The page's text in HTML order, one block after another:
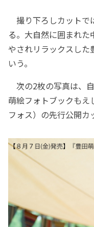
撮り下ろしカットで
る。大自然に囲まれ
やされリラックスした
いう。
次の2枚の写真は、
萌絵フォトブックも
フォス）の先行公開カ